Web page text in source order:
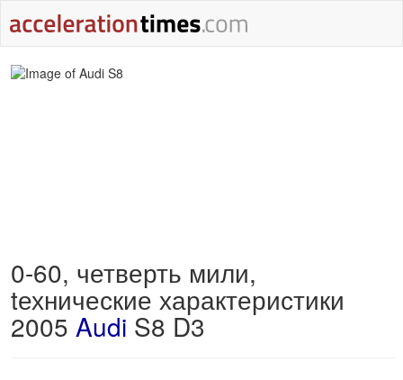
0-60, четверть мили,
tехнические характеристики
2005 Audi S8 D3